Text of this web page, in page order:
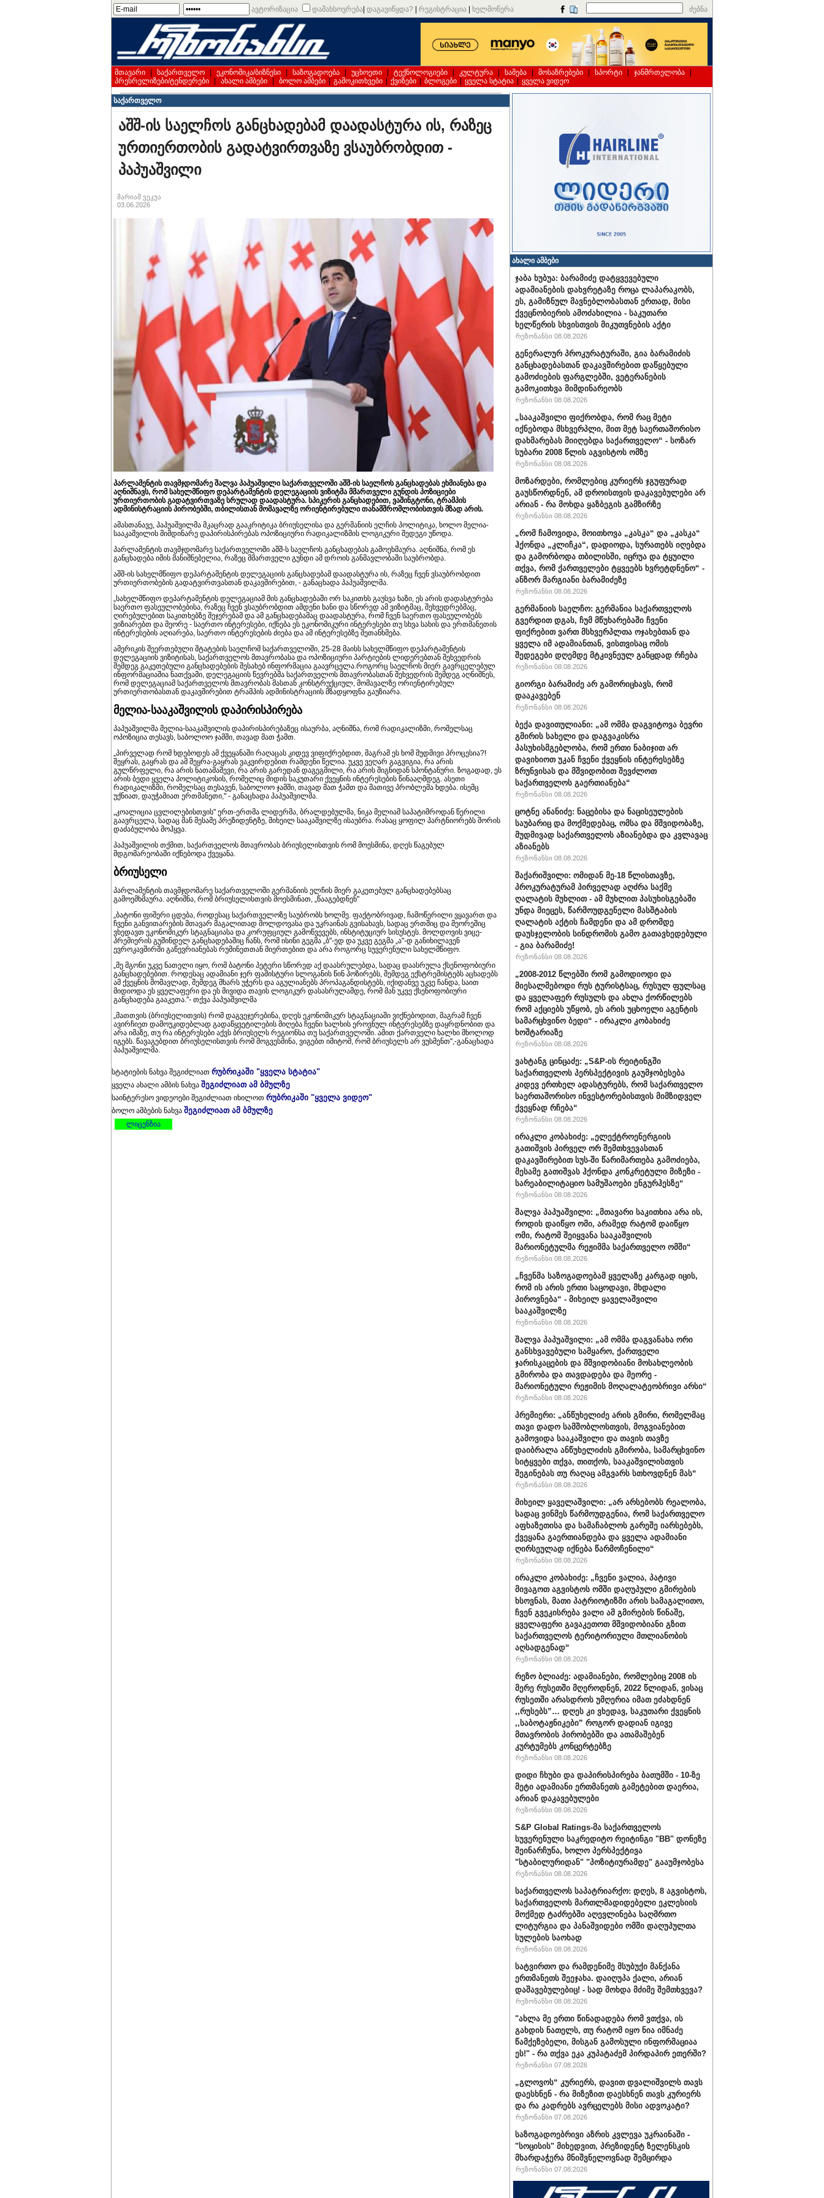
ავტორიზაცია დამახსოვრება დაგავიწყდა? რეგისტრაცია ხელმოწერა ძებნა
მთავარი საქართველო ეკონომიკა/ბიზნესი საზოგადოება უცხოეთი ტექნოლოგიები კულტურა სამება მოსაზრებები სპორტი ჯანმრთელობა
პრესრელიზები/ტენდერები
ახალი ამბები ბოლო ამბები გამოკითხვები ქვიზები ბლოგები ყველა სტატია ყველა ვიდეო
საქართველო
აშშ-ის საელჩოს განცხადებამ დაადასტურა ის, რაზეც
ურთიერთობის გადატვირთვაზე ვსაუბრობდით -
პაპუაშვილი
მარიამ ვეკუა
03.06.2026
პარლამენტის თავმჯდომარე შალვა პაპუაშვილი საქართველოში აშშ-ის საელჩოს განცხადებას ეხმიანება და
აღნიშნავს, რომ სახელმწიფო დეპარტამენტის დელეგაციის ვიზიტმა მმართველი გუნდის პოზიციები
ურთიერთობის გადატვირთვაზე სრულად დაადასტურა. სპიკერის განცხადებით, ვაშინგტონი, ტრამპის
ადმინისტრაციის პირობებში, თბილისთან მომავალზე ორიენტირებული თანამშრომლობისთვის მზად არის.
ამასთანავე, პაპუაშვილმა მკაცრად გააკრიტიკა ბრიუსელისა და გერმანიის ელჩის პოლიტიკა, ხოლო მელია-
სააკაშვილის მიმდინარე დაპირისპირებას ოპოზიციური რადიკალიზმის ლოგიკური შედეგი უწოდა.
პარლამენტის თავმჯდომარე საქართველოში აშშ-ს საელჩოს განცხადებას გამოეხმაურა. აღნიშნა, რომ ეს
განცხადება იმის მანიშნებელია, რაზეც მმართველი გუნდი ამ დროის განმავლობაში საუბრობდა.
აშშ-ის სახელმწიფო დეპარტამენტის დელეგაციის განცხადებამ დაადასტურა ის, რაზეც ჩვენ ვსაუბრობდით
ურთიერთობების გადატვირთვასთან დაკავშირებით, - განაცხადა პაპუაშვილმა.
„სახელმწიფო დეპარტამენტის დელეგაციამ მის განცხადებაში ორ საკითხს გაუსვა ხაზი, ეს არის დადასტურება
საერთო ფასეულობებისა, რაზეც ჩვენ ვსაუბრობდით ამდენი ხანი და სწორედ ამ ვიზიტმაც, შეხვედრებმაც,
ღირებულებით საკითხებზე შეჯერებამ და ამ განცხადებამაც დაადასტურა, რომ ჩვენ საერთო ფასეულობებს
ვიზიარებთ და მეორე - საერთო ინტერესები, იქნება ეს ეკონომიკური ინტერესები თუ სხვა სახის და ერთმანეთის
ინტერესების აღიარება, საერთო ინტერესების ძიება და ამ ინტერესებზე შეთანხმება.
ამერიკის შეერთებული შტატების საელჩომ საქართველოში, 25-28 მაისს სახელმწიფო დეპარტამენტის
დელეგაციის ვიზიტისას, საქართველოს მთავრობასა და ოპოზიციური პარტიების ლიდერებთან შეხვედრის
შემდეგ გაკეთებული განცხადებების შესახებ ინფორმაცია გაავრცელა.როგორც საელჩოს მიერ გავრცელებულ
ინფორმაციაშია ნათქვამი, დელეგაციის წევრებმა საქართველოს მთავრობასთან შეხვედრის შემდეგ აღნიშნეს,
რომ დელეგაციამ საქართველოს მთავრობას მასთან კონსტრუქციულ, მომავალზე ორიენტირებულ
ურთიერთობასთან დაკავშირებით ტრამპის ადმინისტრაციის მზადყოფნა გაუზიარა.
მელია-სააკაშვილის დაპირისპირება
პაპუაშვილმა მელია-სააკაშვილის დაპირისპირებაზეც ისაურბა, აღნიშნა, რომ რადიკალიზმი, რომელსაც
ოპოზიცია თესავს, საბოლოო ჯამში, თავად მათ ჭამთ.
„პირველად რომ ხდებოდეს ამ ქვეყანაში რაღაცას კიდევ ვიფიქრებდით, მაგრამ ეს ხომ მუდმივი პროცესია?!
შეყრას, გაყრას და ამ შეყრა-გაყრას ვაკვირდებით რამდენი წელია. უკვე ვეღარ გაგვიგია, რა არის
გულწრფელი, რა არის ნათამაშევი, რა არის გარედან დაგეგმილი, რა არის შიგნიდან სპონტანური. ზოგადად, ეს
არის ბედი ყველა პოლიტიკოსის, რომელიც მიდის საკუთარი ქვეყნის ინტერესების წინააღმდეგ. ასეთი
რადიკალიზმი, რომელსაც თესავენ, საბოლოო ჯამში, თავად მათ ჭამთ და მათივე პრობლემა ხდება. ისემც
უქნიათ, დაუჭამიათ ერთმანეთი," - განაცხადა პაპუაშვილმა.
„კოალიცია ცვლილებისთვის" ერთ-ერთმა ლიდერმა, ბრალდებულმა, ნიკა მელიამ საპატიმროდან წერილი
გაავრცელა, სადაც მან მესამე პრეზიდენტზე, მიხეილ სააკაშვილზე ისაუბრა. რასაც ყოფილ პარტნიორებს შორის
დაძაბულობა მოჰყვა.
პაპუაშვილის თქმით, საქართველოს მთავრობას ბრიუსელისთვის რომ მოესმინა, დღეს წაგებულ
მდგომარეობაში იქნებოდა ქვეყანა.
ბრიუსელი
პარლამენტის თავმჯდომარე საქართველოში გერმანიის ელჩის მიერ გაკეთებულ განცხადებებსაც
გამოემხმაურა. აღნიშნა, რომ ბრიუსელისთვის მოესმინათ, „წააგებდნენ"
„ბატონი ფიშერი ცდება, როდესაც საქართველოზე საუბრობს ხოლმე. ფაქტობრივად, ჩამოწერილი ვყავართ და
ჩვენი განვითარების მთავარ მაგალითად მოლდოვასა და უკრაინას გვისახავს, სადაც ერთშიც და მეორეშიც
ვხედავთ ეკონომიკურ სტაგნაციასა და კორუფციულ გამოწვევებს, ინსტიტუციურ სისუსტეს. მოლდოვის ვიცე-
პრემიერის გუშინდელ განცხადებაშიც ჩანს, რომ ისინი გეგმა „ბ"-ედ და უკვე გეგმა „ა"-დ განიხილავენ
ევროკავშირში გაწევრიანებას რუმინეთთან მიერთებით და არა როგორც სუვერენული სახელმწიფო.
„მე მგონი უკვე ნათელი იყო, რომ ბატონი პეტერი სწორედ აქ დაასრულებდა, სადაც დაასრულა ქსენოფობიური
განცხადებებით. როდესაც ადამიანი ჯერ ფაშისტური სლოგანის წინ პოზირებს, შემდეგ ექსტრემისტებს აცხადებს
ამ ქვეყნის მომავლად, შემდეგ მხარს უჭერს და აგულიანებს პროპაგანდისტებს, იქიდანვე უკვე ჩანდა, საით
მიდიოდა ეს ყველაფერი და ეს მივიდა თავის ლოგიკურ დასასრულამდე, რომ მან უკვე ქსენოფობიური
განცხადება გააკეთა."- თქვა პაპუაშვილმა
„მათთვის (ბრიუსელითვის) რომ დაგვეჯერებინა, დღეს ეკონომიკურ სტაგნაციაში ვიქნებოდით, მაგრამ ჩვენ
ავირჩიეთ დამოუკიდებლად გადაწყვეტილების მიღება ჩვენი ხალხის ეროვნულ ინტერესებზე დაყრდნობით და
არა იმაზე, თუ რა ინტერესები აქვს ბრიუსელს რეგიონსა თუ საქართველოში. ამით ქართველი ხალხი მხოლოდ
იგებს. წავაგებდით ბრიუსელისთვის რომ მოგვესმინა, ვიგებთ იმიტომ, რომ ბრიუსელს არ ვუსმენთ",-განაცხადა
პაპუაშვილმა.
სტატიების ნახვა შეგიძლიათ რუბრიკაში "ყველა სტატია"
ყველა ახალი ამბის ნახვა შეგიძლიათ ამ ბმულზე
საინტერესო ვიდეოები შეგიძლიათ იხილოთ რუბრიკაში "ყველა ვიდეო"
ბოლო ამბების ნახვა შეგიძლიათ ამ ბმულზე
ლიცენზია
ახალი ამბები
ჯაბა ხუბუა: ბარამიძე დატყვევებული
ადამიანების დახვრეტაზე როცა ლაპარაკობს,
ეს, გამიზნულ მავნებლობასთან ერთად, მისი
ქვეცნობიერის ამოძახილია - საკუთარი
ხელწერის სხვისთვის მიკუთვნების აქტი
რეზონანსი 08.08.2026
გენერალურ პროკურატურაში, გია ბარამიძის
განცხადებასთან დაკავშირებით დაწყებული
გამოძიების ფარგლებში, ვეტერანების
გამოკითხვა მიმდინარეობს
რეზონანსი 08.08.2026
„სააკაშვილი ფიქრობდა, რომ რაც მეტი
იქნებოდა მსხვერპლი, მით მეტ საერთაშორისო
დახმარებას მიიღებდა საქართველო“ - სოზარ
სუბარი 2008 წლის აგვისტოს ომზე
რეზონანსი 08.08.2026
მოზარდები, რომლებიც კურიერს ჯგუფურად
გაუსწორდნენ, ამ დროისთვის დაკავებულები არ
არიან - რა მოხდა ყაზბეგის გამზირზე
რეზონანსი 08.08.2026
„რომ ჩამოვიდა, მოითხოვა „კასკა“ და „კასკა“
ჰქონდა „კლიჩკა“, დადიოდა, სურათებს იღებდა
და გამორბოდა თბილისში, იცრუა და ტყუილი
თქვა, რომ ქართველები ტყვეებს ხვრეტდნენო“ -
ანზორ მარგიანი ბარამიძეზე
რეზონანსი 08.08.2026
გერმანიის საელჩო: გერმანია საქართველოს
გვერდით დგას, ჩუმ მწუხარებაში ჩვენი
ფიქრებით ვართ მსხვერპლთა ოჯახებთან და
ყველა იმ ადამიანთან, ვისთვისაც ომის
შედეგები დღემდე მტკივნეულ განცდად რჩება
რეზონანსი 08.08.2026
გიორგი ბარამიძე არ გამორიცხავს, რომ
დააკავებენ
რეზონანსი 08.08.2026
ბექა დავითულიანი: „ამ ომმა დაგვიტოვა ბევრი
გმირის სახელი და დაგვაკისრა
პასუხისმგებლობა, რომ ერთი ნაბიჯით არ
დავიხიოთ უკან ჩვენი ქვეყნის ინტერესებზე
ზრუნვისას და მშვიდობით შევძლოთ
საქართველოს გაერთიანება“
რეზონანსი 08.08.2026
ცოტნე ანანიძე: ნაცებისა და ნაცისეულების
საუბარიც და მოქმედებაც, ომსა და მშვიდობაზე,
მუდმივად საქართველოს აზიანებდა და კვლავაც
აზიანებს
რეზონანსი 08.08.2026
შაქარიშვილი: ომიდან მე-18 წლისთავზე,
პროკურატურამ პირველად აღძრა საქმე
ღალატის მუხლით - ამ მუხლით პასუხისგებაში
უნდა მიეცეს, წარმოუდგენელი მასშტაბის
ღალატის აქტის ჩამდენი და ამ დრომდე
დაუსჯელობის სინდრომის გამო გათავხედებული
- გია ბარამიძე!
რეზონანსი 08.08.2026
„2008-2012 წლებში რომ გამოდიოდი და
მიესალმებოდი რუს ტურისტსაც, რუსულ ფულსაც
და ყველაფერ რუსულს და ახლა ქორწილებს
რომ აქციებს უწყობ, ეს არის უცხოელი აგენტის
სამარცხვინო ბედი“ - ირაკლი კობახიძე
ხოშტარიაზე
რეზონანსი 08.08.2026
ვახტანგ ცინცაძე: „S&P-ის რეიტინგში
საქართველოს პერსპექტივის გაუმჯობესება
კიდევ ერთხელ ადასტურებს, რომ საქართველო
საერთაშორისო ინვესტორებისთვის მიმზიდველ
ქვეყნად რჩება“
რეზონანსი 08.08.2026
ირაკლი კობახიძე: „ელექტროენერგიის
გათიშვის პირველ ორ შემთხვევასთან
დაკავშირებით სუს-ში წარიმართება გამოძიება,
მესამე გათიშვას ჰქონდა კონკრეტული მიზეზი -
სარეაბილიტაციო სამუშაოები ენგურჰესზე“
რეზონანსი 08.08.2026
შალვა პაპუაშვილი: „მთავარი საკითხია არა ის,
როდის დაიწყო ომი, არამედ რატომ დაიწყო
ომი, რატომ შეიყვანა სააკაშვილის
მარიონეტულმა რეჟიმმა საქართველო ომში“
რეზონანსი 08.08.2026
„ჩვენმა საზოგადოებამ ყველაზე კარგად იცის,
რომ ის არის ერთი საცოდავი, მხდალი
პიროვნება“ - მიხეილ ყაველაშვილი
სააკაშვილზე
რეზონანსი 08.08.2026
შალვა პაპუაშვილი: „ამ ომმა დაგვანახა ორი
განსხვავებული სამყარო, ქართველი
ჯარისკაცების და მშვიდობიანი მოსახლეობის
გმირობა და თავდადება და მეორე -
მარიონეტული რეჟიმის მოღალატეობრივი არსი“
რეზონანსი 08.08.2026
პრემიერი: „ანწუხელიძე არის გმირი, რომელმაც
თავი დადო სამშობლოსთვის, მოგვიანებით
გამოვიდა სააკაშვილი და თავის თავზე
დაიბრალა ანწუხელიძის გმირობა, სამარცხვინო
სიტყვები თქვა, თითქოს, სააკაშვილისთვის
შეგინებას თუ რაღაც ამგვარს სთხოვდნენ მას“
რეზონანსი 08.08.2026
მიხეილ ყაველაშვილი: „არ არსებობს რეალობა,
სადაც ვინმეს წარმოუდგენია, რომ საქართველო
აფხაზეთისა და სამაჩაბლოს გარეშე იარსებებს,
ქვეყანა გაერთიანდება და ყველა ადამიანი
ღირსეულად იქნება წარმოჩენილი“
რეზონანსი 08.08.2026
ირაკლი კობახიძე: „ჩვენი ვალია, პატივი
მივაგოთ აგვისტოს ომში დაღუპული გმირების
ხსოვნას, მათი პატრიოტიზმი არის სამაგალითო,
ჩვენ გვეკისრება ვალი ამ გმირების წინაშე,
ყველაფერი გავაკეთოთ მშვიდობიანი გზით
საქართველოს ტერიტორიული მთლიანობის
აღსადგენად“
რეზონანსი 08.08.2026
რეზო ბლიაძე: ადამიანები, რომლებიც 2008 ის
მერე რუსეთში მღეროდნენ, 2022 წლიდან, ვისაც
რუსეთში არასდროს უმღერია იმათ ეძახდნენ
,,რუსებს”… დღეს კი ვხედავ, საკუთარი ქვეყნის
,,საბოტაჟნიკები” როგორ დადიან იგივე
მთავრობის პირობებში და ათამაშებენ
კურტუმებს კონცერტებზე
რეზონანსი 08.08.2026
დიდი ჩხუბი და დაპირისპირება ბათუმში - 10-ზე
მეტი ადამიანი ერთმანეთს გამეტებით დაერია,
არიან დაკავებულები
რეზონანსი 08.08.2026
S&P Global Ratings-მა საქართველოს
სუვერენული საკრედიტო რეიტინგი "BB" დონეზე
შეინარჩუნა, ხოლო პერსპექტივა
"სტაბილურიდან" "პოზიტიურამდე" გააუმჯობესა
რეზონანსი 08.08.2026
საქართველოს საპატრიარქო: დღეს, 8 აგვისტოს,
საქართველოს მართლმადიდებელი ეკლესიის
მოქმედ ტაძრებში აღევლინება საღმრთო
ლიტურგია და პანაშვიდები ომში დაღუპულთა
სულების საოხად
რეზონანსი 08.08.2026
სატვირთო და რამდენიმე მსუბუქი მანქანა
ერთმანეთს შეეჯახა. დაიღუპა ქალი, არიან
დაშავებულებიც! - სად მოხდა მძიმე შემთხვევა?
რეზონანსი 08.08.2026
"ახლა მე ერთი წინადადება რომ ვთქვა, ის
გახდის ნათელს, თუ რატომ იყო ნია იმნაძე
წამქეზებელი, მისგან გამოსული ინფორმაციაა
ეს!" - რა თქვა ეკა კუპატაძემ პირდაპირ ეთერში?
რეზონანსი 07.08.2026
„გლოვოს“ კურიერს, დავით დვალიშვილს თავს
დაესხნენ - რა მიზეზით დაესხნენ თავს კურიერს
და რა კადრებს ავრცელებს მისი ადვოკატი?
რეზონანსი 07.08.2026
საზოგადოებრივი აზრის კვლევა უკრაინაში -
"სოცისის" მიხედვით, პრეზიდენტ ზელენსკის
მხარდაჭერა მნიშვნელოვნად შემცირდა
რეზონანსი 07.08.2026